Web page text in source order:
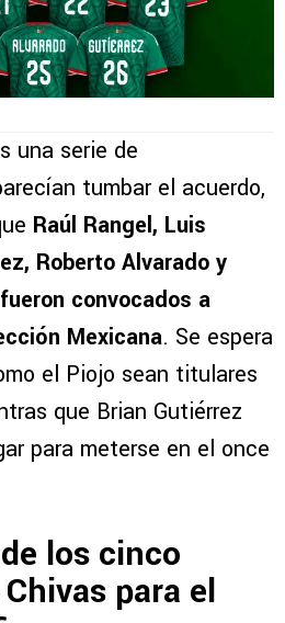
una serie de
tumbar el acuerdo,
Raúl Rangel, Luis
Roberto Alvarado y
convocados a
Mexicana. Se espera
el Piojo sean titulares
que Brian Gutiérrez
para meterse en el once
los cinco
para el